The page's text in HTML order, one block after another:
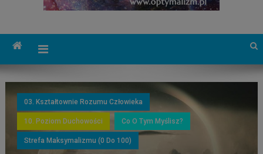
03. Kształtownie Rozumu Człowieka
10. Poziom Duchowości Co O Tym Myślisz?
Strefa Maksymalizmu (0 Do 100)